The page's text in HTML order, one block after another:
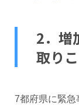
2．増
取り
7都府県に緊急